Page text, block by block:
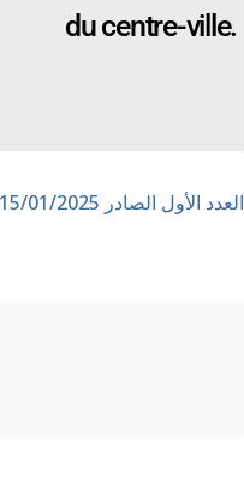
du centre-ville.
العدد الأول الصادر 15/01/2025